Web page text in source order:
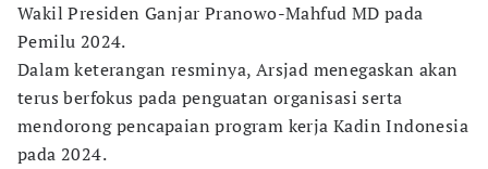
Wakil Presiden Ganjar Pranowo-Mahfud MD pada
Pemilu 2024.
Dalam keterangan resminya, Arsjad menegaskan akan
terus berfokus pada penguatan organisasi serta
mendorong pencapaian program kerja Kadin Indonesia
pada 2024.